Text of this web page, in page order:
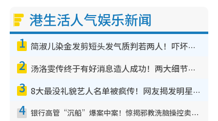
港生活人气娱乐新闻
1 简淑儿染金发剪短头发气质判若两人！吓坏老公麦大力都认不出：“你做什么？”
2 汤洛雯传终于有好消息造人成功！两大细节曝孕味极浓引猜测：大肚婆先会咁！
3 8大最没礼貌艺人名单被疯传！网友揭发明星真面目，一致数落这一位是无品天花板？
4 银行高管“沉船”爆案中案！惊揭邪教洗脑操控卖淫被吞600万，幕后黑手讲多错多